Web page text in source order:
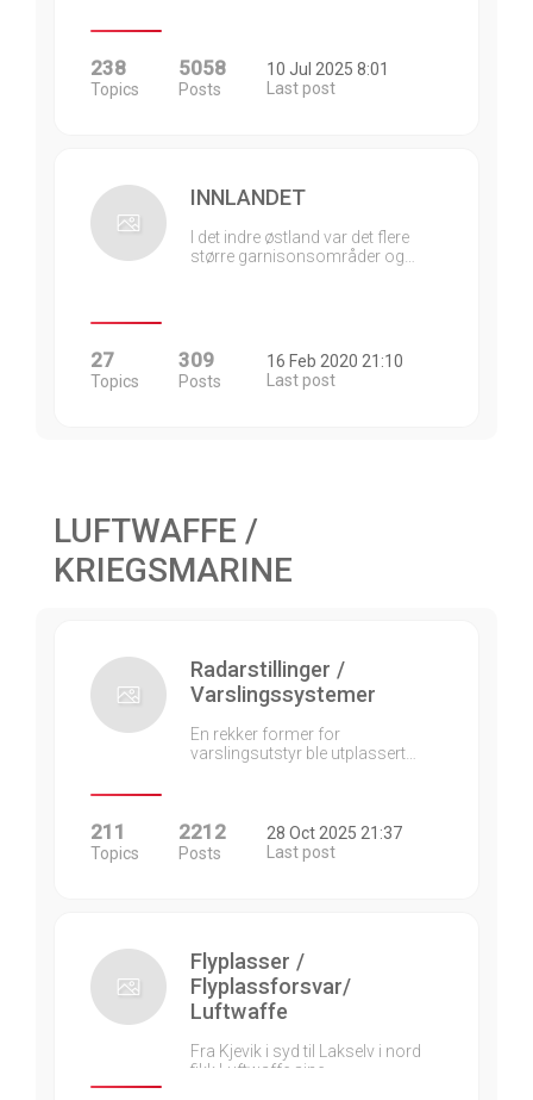
238
Topics
5058
Posts
10 Jul 2025 8:01
Last post
INNLANDET
I det indre østland var det flere
større garnisonsområder og…
27
Topics
309
Posts
16 Feb 2020 21:10
Last post
LUFTWAFFE /
KRIEGSMARINE
Radarstillinger /
Varslingssystemer
En rekker former for
varslingsutstyr ble utplassert…
211
Topics
2212
Posts
28 Oct 2025 21:37
Last post
Flyplasser /
Flyplassforsvar/
Luftwaffe
Fra Kjevik i syd til Lakselv i nord
fikk Luftwaffe sine…